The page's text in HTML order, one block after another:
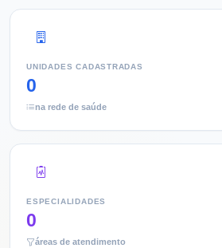
UNIDADES CADASTRADAS
0
na rede de saúde
ESPECIALIDADES
0
áreas de atendimento